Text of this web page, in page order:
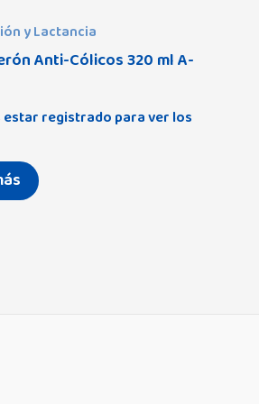
y Lactancia
Anti-Cólicos 320 ml A-
estar registrado para ver los